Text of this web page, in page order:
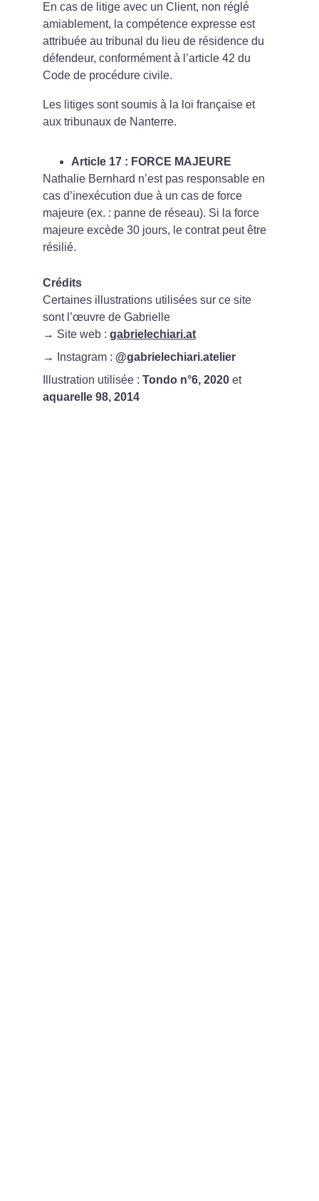
En cas de litige avec un Client, non réglé
amiablement, la compétence expresse est
attribuée au tribunal du lieu de résidence du
défendeur, conformément à l’article 42 du
Code de procédure civile.
Les litiges sont soumis à la loi française et
aux tribunaux de Nanterre.
Article 17 : FORCE MAJEURE
Nathalie Bernhard n’est pas responsable en
cas d’inexécution due à un cas de force
majeure (ex. : panne de réseau). Si la force
majeure excède 30 jours, le contrat peut être
résilié.
Crédits
Certaines illustrations utilisées sur ce site
sont l’œuvre de Gabrielle
→ Site web : gabrielechiari.at
→ Instagram : @gabrielechiari.atelier
Illustration utilisée : Tondo n°6, 2020 et
aquarelle 98, 2014